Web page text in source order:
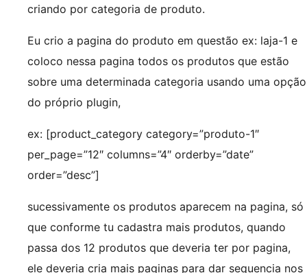
criando por categoria de produto.
Eu crio a pagina do produto em questão ex: laja-1 e
coloco nessa pagina todos os produtos que estão
sobre uma determinada categoria usando uma opção
do próprio plugin,
ex: [product_category category=”produto-1″
per_page=”12″ columns=”4″ orderby=”date”
order=”desc”]
sucessivamente os produtos aparecem na pagina, só
que conforme tu cadastra mais produtos, quando
passa dos 12 produtos que deveria ter por pagina,
ele deveria cria mais paginas para dar sequencia nos